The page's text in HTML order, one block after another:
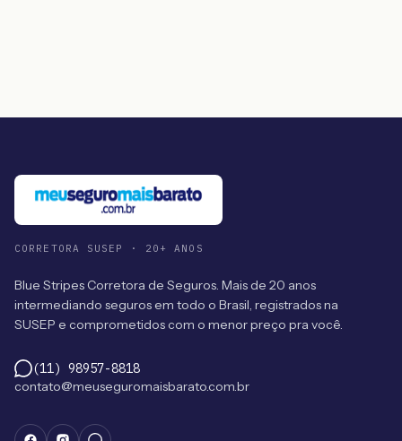
CORRETORA SUSEP · 20+ ANOS
Blue Stripes Corretora de Seguros. Mais de 20 anos
intermediando seguros em todo o Brasil, registrados na
SUSEP e comprometidos com o menor preço pra você.
(11) 98957-8818
contato@meuseguromaisbarato.com.br